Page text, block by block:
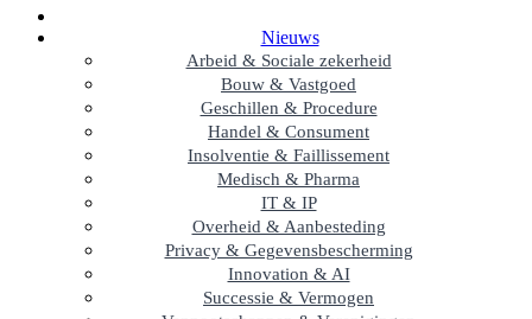
Nieuws
Arbeid & Sociale zekerheid
Bouw & Vastgoed
Geschillen & Procedure
Handel & Consument
Insolventie & Faillissement
Medisch & Pharma
IT & IP
Overheid & Aanbesteding
Privacy & Gegevensbescherming
Innovation & AI
Successie & Vermogen